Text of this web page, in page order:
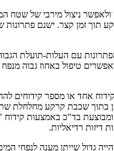
ניצול מירבי של שטח
זמן קצר. ישנם
עם העלות-תועלת
טיפול באחוז גבוה מנפח
קידוח אחד או מספר
יתוכנן בתוך שכבת
דיזות רדיאליות.